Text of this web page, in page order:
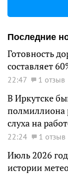
Последние
Готовность
составляет
22:47 1 отзыв
В Иркутске
полмиллиона
слуха на
22:24 1 отзыв
Июль 2026
истории